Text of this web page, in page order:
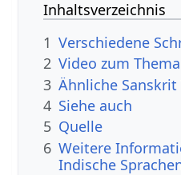
Inhaltsverzeichnis
1 Verschiedene
2 Video zum
3 Ähnliche
4 Siehe auch
5 Quelle
6 Weitere
Indische